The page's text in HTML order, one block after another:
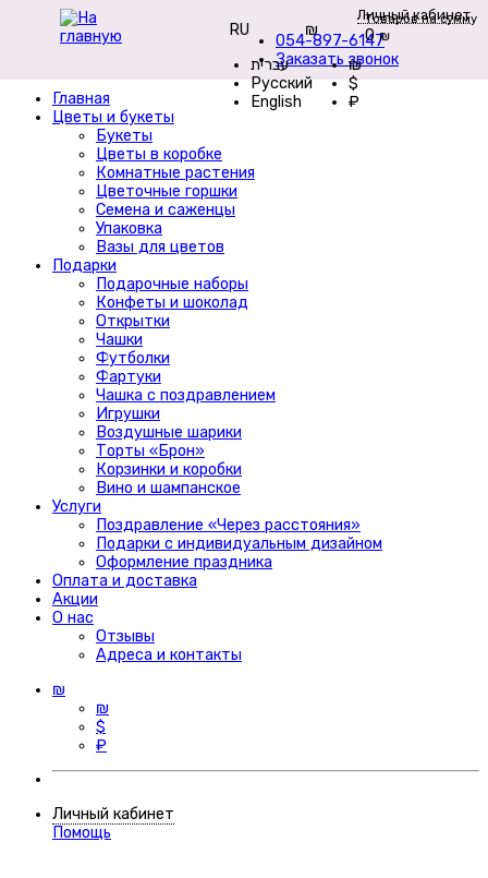
054-897-6147
Заказать звонок
₪
₪
$
₽
RU
עברית
Русский
English
Личный кабинет
Товаров на сумму
0 ₪
Главная
Цветы и букеты
Букеты
Цветы в коробке
Комнатные растения
Цветочные горшки
Семена и саженцы
Упаковка
Вазы для цветов
Подарки
Подарочные наборы
Конфеты и шоколад
Открытки
Чашки
Футболки
Фартуки
Чашка с поздравлением
Игрушки
Воздушные шарики
Торты «Брон»
Корзинки и коробки
Вино и шампанское
Услуги
Поздравление «Через расстояния»
Подарки с индивидуальным дизайном
Оформление праздника
Оплата и доставка
Акции
О нас
Отзывы
Адреса и контакты
₪
₪
$
₽
Личный кабинет
Помощь